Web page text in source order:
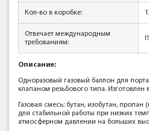
Кол-во в коробке:
Отвечает международным
требованиям:
Описание:
Одноразовый газовый баллон для
клапаном резьбового типа.
Газовая смесь: бутан, изобутан,
для стабильной работы при низких
атмосферном давлении на больших